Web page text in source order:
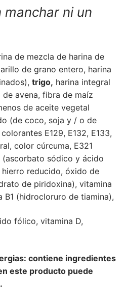
manchar ni un
de mezcla de harina de
de grano entero, harina
trigo, harina integral
avena, fibra de maíz
de aceite vegetal
(de coco, soja y / o de
E129, E132, E133,
color cúrcuma, E321
(ascorbato sódico y ácido
reducido, óxido de
de piridoxina), vitamina
B1 (hidrocloruro de tiamina),
fólico, vitamina D,
contiene ingredientes
este producto puede